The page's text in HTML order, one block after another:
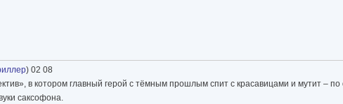
) 02 08
в котором главный герой с тёмным прошлым спит с красавицами и мутит –
саксофона.